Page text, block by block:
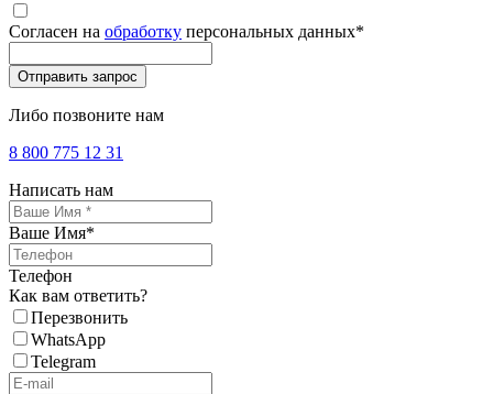
Согласен на обработку персональных данных*
Либо позвоните нам
8 800 775 12 31
Написать нам
Ваше Имя*
Телефон
Как вам ответить?
Перезвонить
WhatsApp
Telegram